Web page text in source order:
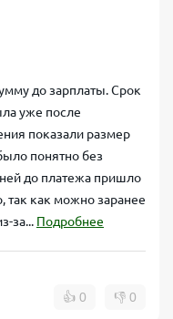
до зарплаты. Срок
уже после
показали размер
понятно без
до платежа пришло
так как можно заранее
за... Подробнее
👍 0 👎 0